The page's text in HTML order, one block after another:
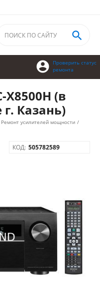
Проверить статус
ремонта


X8500H (в
Казань)
Ремонт усилителей мощности /
КОД: 505782589